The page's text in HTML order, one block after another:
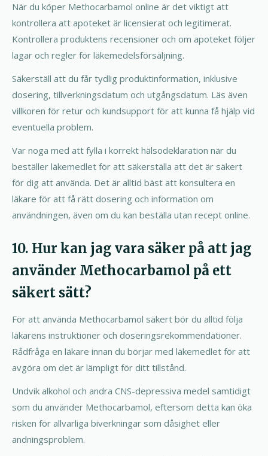
När du köper Methocarbamol online är det viktigt att
kontrollera att apoteket är licensierat och legitimerat.
Kontrollera produktens recensioner och om apoteket följer
lagar och regler för läkemedelsförsäljning.
Säkerställ att du får tydlig produktinformation, inklusive
dosering, tillverkningsdatum och utgångsdatum. Läs även
villkoren för retur och kundsupport för att kunna få hjälp vid
eventuella problem.
Var noga med att fylla i korrekt hälsodeklaration när du
beställer läkemedlet för att säkerställa att det är säkert
för dig att använda. Det är alltid bäst att konsultera en
läkare för att få rätt dosering och information om
användningen, även om du kan beställa utan recept online.
10. Hur kan jag vara säker på att jag
använder Methocarbamol på ett
säkert sätt?
För att använda Methocarbamol säkert bör du alltid följa
läkarens instruktioner och doseringsrekommendationer.
Rådfråga en läkare innan du börjar med läkemedlet för att
avgöra om det är lämpligt för ditt tillstånd.
Undvik alkohol och andra CNS-depressiva medel samtidigt
som du använder Methocarbamol, eftersom detta kan öka
risken för allvarliga biverkningar som dåsighet eller
andningsproblem.